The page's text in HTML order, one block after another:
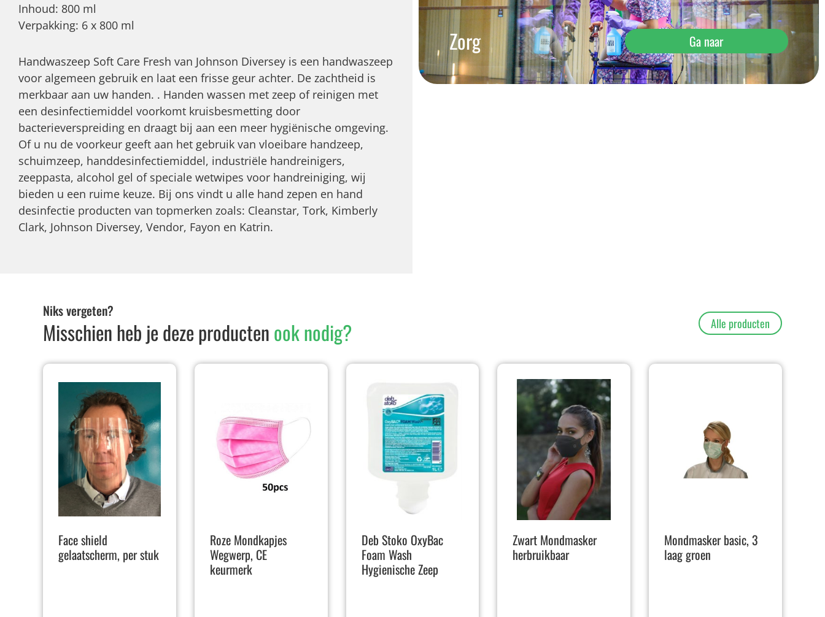
Inhoud: 800 ml
Verpakking: 6 x 800 ml
Handwaszeep Soft Care Fresh van Johnson Diversey is een handwaszeep
voor algemeen gebruik en laat een frisse geur achter. De zachtheid is
merkbaar aan uw handen. . Handen wassen met zeep of reinigen met
een desinfectiemiddel voorkomt kruisbesmetting door
bacterieverspreiding en draagt bij aan een meer hygiënische omgeving.
Of u nu de voorkeur geeft aan het gebruik van vloeibare handzeep,
schuimzeep, handdesinfectiemiddel, industriële handreinigers,
zeeppasta, alcohol gel of speciale wetwipes voor handreiniging, wij
bieden u een ruime keuze. Bij ons vindt u alle hand zepen en hand
desinfectie producten van topmerken zoals: Cleanstar, Tork, Kimberly
Clark, Johnson Diversey, Vendor, Fayon en Katrin.
Zorg Ga naar
Niks vergeten?
Misschien heb je deze productenook nodig? Alle producten
Face shield
gelaatscherm, per stuk
Roze Mondkapjes
Wegwerp, CE
keurmerk
Deb Stoko OxyBac
Foam Wash
Hygienische Zeep
Zwart Mondmasker
herbruikbaar
Mondmasker basic, 3
laag groen